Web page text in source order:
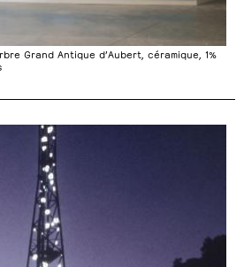
Grand Antique d’Aubert, céramique, 1%